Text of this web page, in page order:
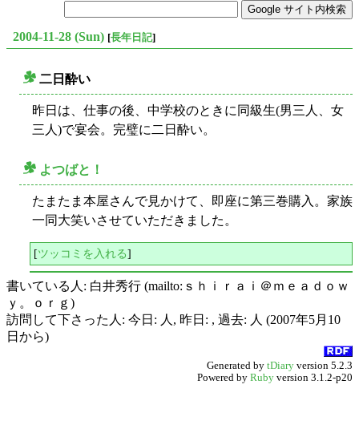
2004-11-28 (Sun) [長年日記]
二日酔い
昨日は、仕事の後、中学校のときに同級生(男三人、女
三人)で宴会。完璧に二日酔い。
よつばと！
たまたま本屋さんで見かけて、即座に第三巻購入。家族
一同大笑いさせていただきました。
[ツッコミを入れる]
書いている人: 白井秀行 (mailto:ｓｈｉｒａｉ＠ｍｅａｄｏｗ
ｙ。ｏｒｇ)
訪問して下さった人: 今日: 人, 昨日: , 過去: 人 (2007年5月10
日から)
Generated by tDiary version 5.2.3
Powered by Ruby version 3.1.2-p20